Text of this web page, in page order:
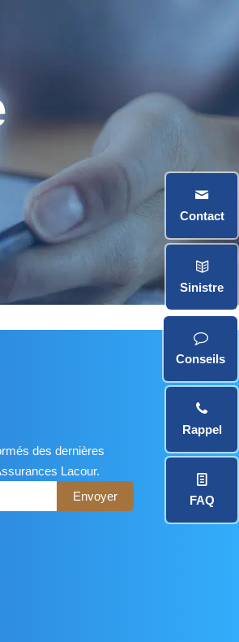
Contact
Sinistre
Conseils
Rappel
FAQ
des dernières
Lacour.